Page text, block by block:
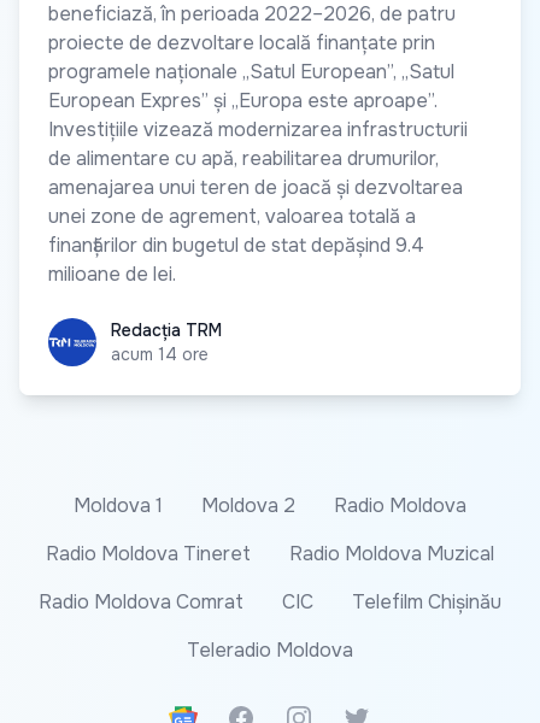
beneficiază, în perioada 2022–2026, de patru
proiecte de dezvoltare locală finanțate prin
programele naționale „Satul European”, „Satul
European Expres” și „Europa este aproape”.
Investițiile vizează modernizarea infrastructurii
de alimentare cu apă, reabilitarea drumurilor,
amenajarea unui teren de joacă și dezvoltarea
unei zone de agrement, valoarea totală a
finanțărilor din bugetul de stat depășind 9.4
milioane de lei.
Redacția TRM
Redacția TRM
acum 14 ore
Moldova 1 Moldova 2
Radio Moldova
Radio Moldova Tineret
Radio Moldova Muzical
Radio Moldova Comrat
CIC
Telefilm Chișinău
Teleradio Moldova
Google News
FacebookInstagramTwitter